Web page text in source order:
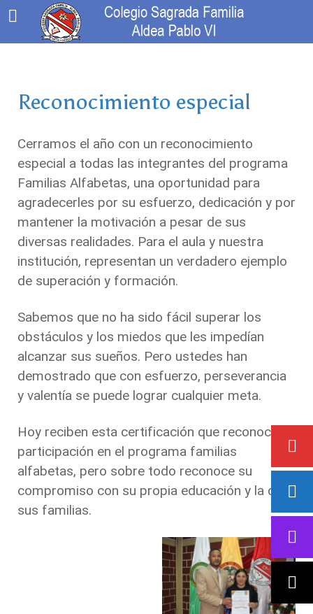
Reconocimiento especial
Cerramos el año con un reconocimiento
especial a todas las integrantes del programa
Familias Alfabetas, una oportunidad para
agradecerles por su esfuerzo, dedicación y por
mantener la motivación a pesar de sus
diversas realidades. Para el aula y nuestra
institución, representan un verdadero ejemplo
de superación y formación.
Sabemos que no ha sido fácil superar los
obstáculos y los miedos que les impedían
alcanzar sus sueños. Pero ustedes han
demostrado que con esfuerzo, perseverancia
y valentía se puede lograr cualquier meta.
Hoy reciben esta certificación que reconoce su
participación en el programa familias
alfabetas, pero sobre todo reconoce su
compromiso con su propia educación y la de
sus familias.